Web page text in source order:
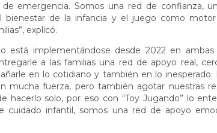
de emergencia. Somos una red de confianza,
de la infancia y el juego como motor
explicó.
está implementándose desde 2022 en
a las familias una red de apoyo real,
en lo cotidiano y también en lo
mucha fuerza, pero también agotar nuestras
hacerlo solo, por eso con “Toy Jugando” lo
cuidado infantil, somos una red de apoyo